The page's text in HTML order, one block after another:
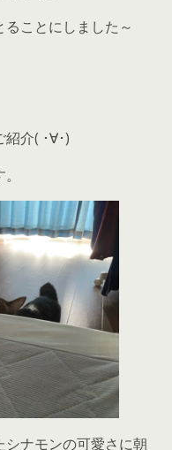
ことにしました～
介( ･∀･)
ナモンの可愛さに朝